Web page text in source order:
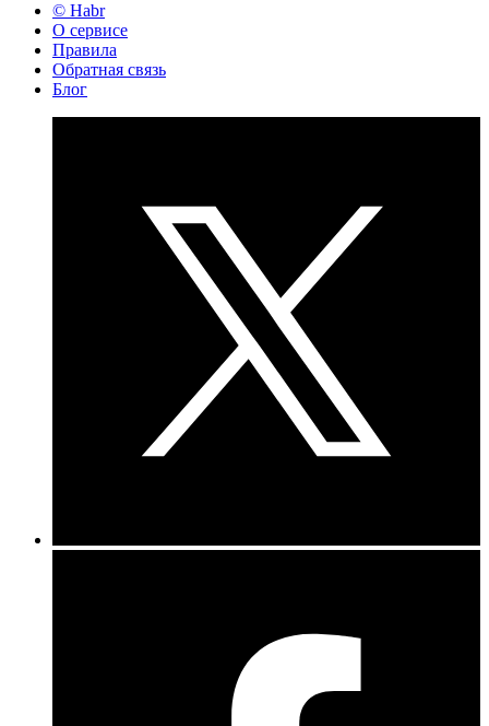
© Habr
О сервисе
Правила
Обратная связь
Блог